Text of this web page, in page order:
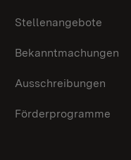
Stellenangebote
Bekanntmachungen
Ausschreibungen
Förderprogramme